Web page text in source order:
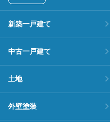
新築一戸建て
中古一戸建て
土地
外壁塗装